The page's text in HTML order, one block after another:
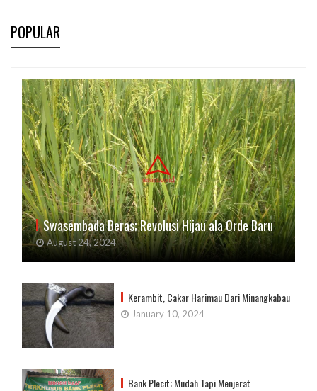
POPULAR
Swasembada Beras; Revolusi Hijau ala Orde Baru
August 24, 2024
Kerambit, Cakar Harimau Dari Minangkabau
January 10, 2024
Bank Plecit; Mudah Tapi Menjerat